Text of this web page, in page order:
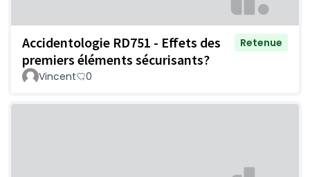
Accidentologie RD751 - Effets des
premiers éléments sécurisants?
Retenue
Vincent 0